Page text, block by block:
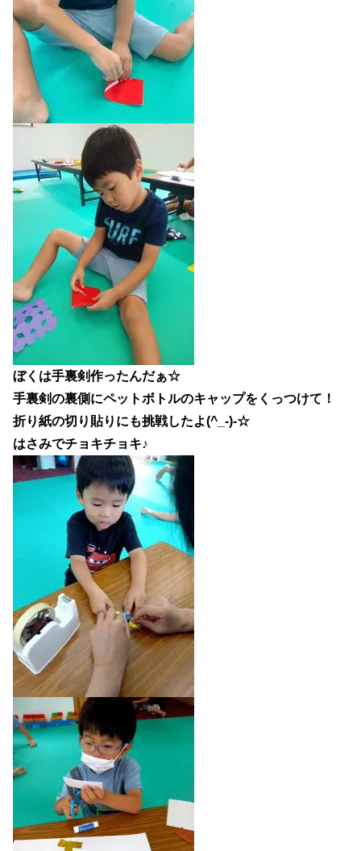
ぼくは手裏剣作ったんだぁ☆
手裏剣の裏側にペットボトルのキャップをくっつけて！
折り紙の切り貼りにも挑戦したよ(^_-)-☆
はさみでチョキチョキ♪